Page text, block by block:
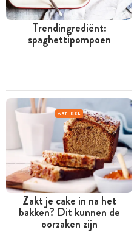
Trendingrediënt:
spaghettipompoen
ARTIKEL
Zakt je cake in na het
bakken? Dit kunnen de
oorzaken zijn